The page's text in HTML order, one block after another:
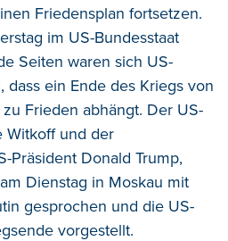
Friedensplan fortsetzen.
im US-Bundesstaat
Seiten waren sich US-
ein Ende des Kriegs von
Frieden abhängt. Der US-
Witkoff und der
Präsident Donald Trump,
Dienstag in Moskau mit
gesprochen und die US-
vorgestellt.